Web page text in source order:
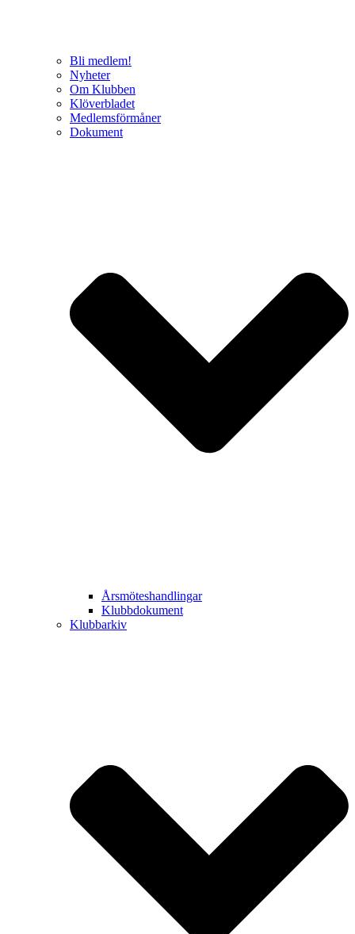
Bli medlem!
Nyheter
Om Klubben
Klöverbladet
Medlemsförmåner
Dokument
Årsmöteshandlingar
Klubbdokument
Klubbarkiv